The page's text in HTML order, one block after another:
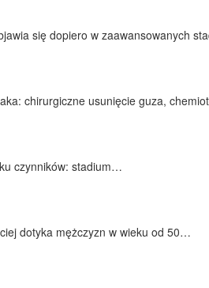
się dopiero w zaawansowanych
chirurgiczne usunięcie guza,
czynników: stadium…
dotyka mężczyzn w wieku od 50…